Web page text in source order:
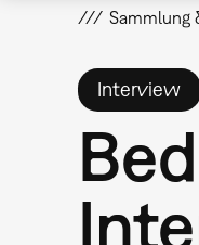
Sammlung
Interview